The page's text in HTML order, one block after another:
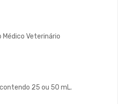
Médico Veterinário
25 ou 50 mL.